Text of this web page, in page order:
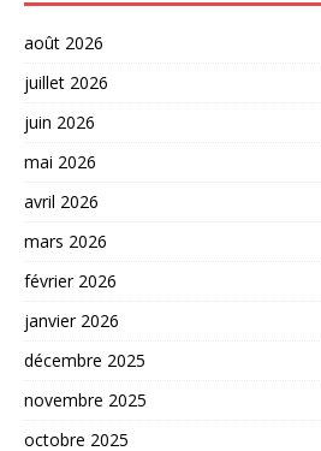
août 2026
juillet 2026
juin 2026
mai 2026
avril 2026
mars 2026
février 2026
janvier 2026
décembre 2025
novembre 2025
octobre 2025